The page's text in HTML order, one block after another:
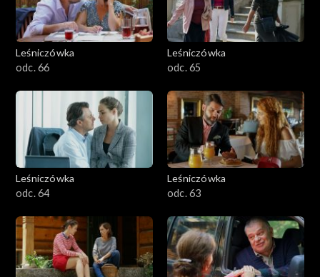
Leśniczówka
odc. 66
Leśniczówka
odc. 65
Leśniczówka
odc. 64
Leśniczówka
odc. 63